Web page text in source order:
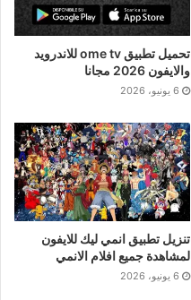
تحميل تطبيق ome tv للاندرويد
والايفون 2026 مجانا
6 يونيو، 2026
تنزيل تطبيق انمي ليك للايفون
لمشاهدة جميع افلام الانمي
6 يونيو، 2026